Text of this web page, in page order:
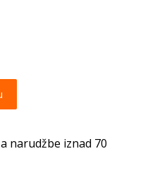
narudžbe iznad 70